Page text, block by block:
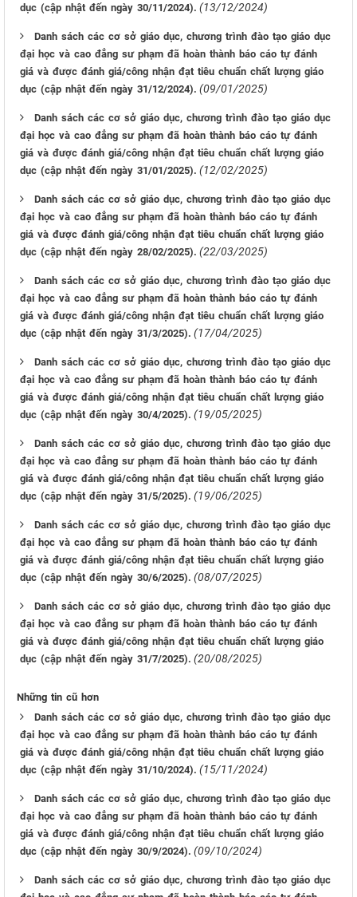
dục (cập nhật đến ngày 30/11/2024). (13/12/2024)
Danh sách các cơ sở giáo dục, chương trình đào tạo giáo dục
đại học và cao đẳng sư phạm đã hoàn thành báo cáo tự đánh
giá và được đánh giá/công nhận đạt tiêu chuẩn chất lượng giáo
dục (cập nhật đến ngày 31/12/2024). (09/01/2025)
Danh sách các cơ sở giáo dục, chương trình đào tạo giáo dục
đại học và cao đẳng sư phạm đã hoàn thành báo cáo tự đánh
giá và được đánh giá/công nhận đạt tiêu chuẩn chất lượng giáo
dục (cập nhật đến ngày 31/01/2025). (12/02/2025)
Danh sách các cơ sở giáo dục, chương trình đào tạo giáo dục
đại học và cao đẳng sư phạm đã hoàn thành báo cáo tự đánh
giá và được đánh giá/công nhận đạt tiêu chuẩn chất lượng giáo
dục (cập nhật đến ngày 28/02/2025). (22/03/2025)
Danh sách các cơ sở giáo dục, chương trình đào tạo giáo dục
đại học và cao đẳng sư phạm đã hoàn thành báo cáo tự đánh
giá và được đánh giá/công nhận đạt tiêu chuẩn chất lượng giáo
dục (cập nhật đến ngày 31/3/2025). (17/04/2025)
Danh sách các cơ sở giáo dục, chương trình đào tạo giáo dục
đại học và cao đẳng sư phạm đã hoàn thành báo cáo tự đánh
giá và được đánh giá/công nhận đạt tiêu chuẩn chất lượng giáo
dục (cập nhật đến ngày 30/4/2025). (19/05/2025)
Danh sách các cơ sở giáo dục, chương trình đào tạo giáo dục
đại học và cao đẳng sư phạm đã hoàn thành báo cáo tự đánh
giá và được đánh giá/công nhận đạt tiêu chuẩn chất lượng giáo
dục (cập nhật đến ngày 31/5/2025). (19/06/2025)
Danh sách các cơ sở giáo dục, chương trình đào tạo giáo dục
đại học và cao đẳng sư phạm đã hoàn thành báo cáo tự đánh
giá và được đánh giá/công nhận đạt tiêu chuẩn chất lượng giáo
dục (cập nhật đến ngày 30/6/2025). (08/07/2025)
Danh sách các cơ sở giáo dục, chương trình đào tạo giáo dục
đại học và cao đẳng sư phạm đã hoàn thành báo cáo tự đánh
giá và được đánh giá/công nhận đạt tiêu chuẩn chất lượng giáo
dục (cập nhật đến ngày 31/7/2025). (20/08/2025)
Những tin cũ hơn
Danh sách các cơ sở giáo dục, chương trình đào tạo giáo dục
đại học và cao đẳng sư phạm đã hoàn thành báo cáo tự đánh
giá và được đánh giá/công nhận đạt tiêu chuẩn chất lượng giáo
dục (cập nhật đến ngày 31/10/2024). (15/11/2024)
Danh sách các cơ sở giáo dục, chương trình đào tạo giáo dục
đại học và cao đẳng sư phạm đã hoàn thành báo cáo tự đánh
giá và được đánh giá/công nhận đạt tiêu chuẩn chất lượng giáo
dục (cập nhật đến ngày 30/9/2024). (09/10/2024)
Danh sách các cơ sở giáo dục, chương trình đào tạo giáo dục